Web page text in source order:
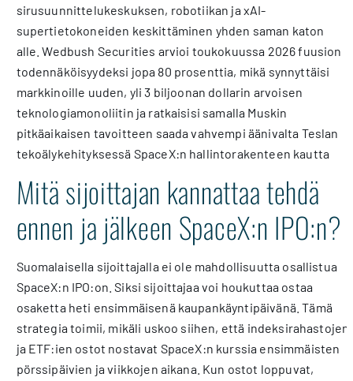
sirusuunnittelukeskuksen, robotiikan ja xAI-
supertietokoneiden keskittäminen yhden saman katon
alle. Wedbush Securities arvioi toukokuussa 2026 fuusion
todennäköisyydeksi jopa 80 prosenttia, mikä synnyttäisi
markkinoille uuden, yli 3 biljoonan dollarin arvoisen
teknologiamonoliitin ja ratkaisisi samalla Muskin
pitkäaikaisen tavoitteen saada vahvempi äänivalta Teslan
tekoälykehityksessä SpaceX:n hallintorakenteen kautta
Mitä sijoittajan kannattaa tehdä
ennen ja jälkeen SpaceX:n IPO:n?
Suomalaisella sijoittajalla ei ole mahdollisuutta osallistua
SpaceX:n IPO:on. Siksi sijoittajaa voi houkuttaa ostaa
osaketta heti ensimmäisenä kaupankäyntipäivänä. Tämä
strategia toimii, mikäli uskoo siihen, että indeksirahastojen
ja ETF:ien ostot nostavat SpaceX:n kurssia ensimmäisten
pörssipäivien ja viikkojen aikana. Kun ostot loppuvat,